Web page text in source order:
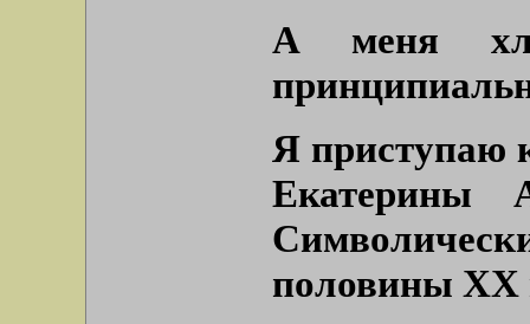
А меня
Я приступаю
Екатерины
половины XX